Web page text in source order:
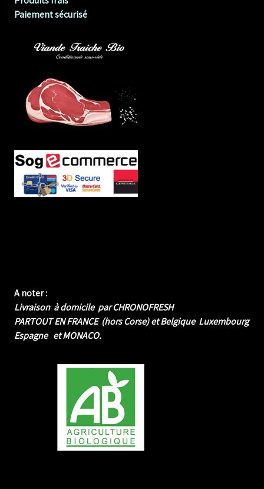
Paiement sécurisé
A noter :
Livraison à domicile par CHRONOFRESH
PARTOUT EN FRANCE (hors Corse) et Belgique Luxembourg
Espagne et MONACO.